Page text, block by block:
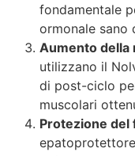
fondamentale
ormonale sano
Aumento della
utilizzano il
di post-ciclo
muscolari
Protezione del